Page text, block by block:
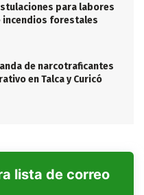
para labores
incendios forestales
de narcotraficantes
en Talca y Curicó
lista de correo